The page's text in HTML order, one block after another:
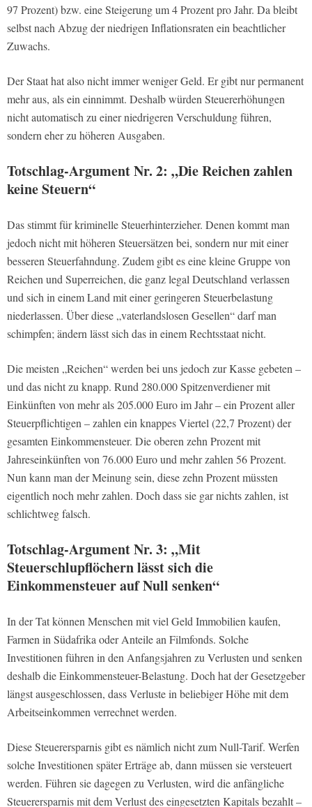
97 Prozent) bzw. eine Steigerung um 4 Prozent pro Jahr. Da bleibt
selbst nach Abzug der niedrigen Inflationsraten ein beachtlicher
Zuwachs.
Der Staat hat also nicht immer weniger Geld. Er gibt nur permanent
mehr aus, als ein einnimmt. Deshalb würden Steuererhöhungen
nicht automatisch zu einer niedrigeren Verschuldung führen,
sondern eher zu höheren Ausgaben.
Totschlag-Argument Nr. 2: „Die Reichen zahlen
keine Steuern“
Das stimmt für kriminelle Steuerhinterzieher. Denen kommt man
jedoch nicht mit höheren Steuersätzen bei, sondern nur mit einer
besseren Steuerfahndung. Zudem gibt es eine kleine Gruppe von
Reichen und Superreichen, die ganz legal Deutschland verlassen
und sich in einem Land mit einer geringeren Steuerbelastung
niederlassen. Über diese „vaterlandslosen Gesellen“ darf man
schimpfen; ändern lässt sich das in einem Rechtsstaat nicht.
Die meisten „Reichen“ werden bei uns jedoch zur Kasse gebeten –
und das nicht zu knapp. Rund 280.000 Spitzenverdiener mit
Einkünften von mehr als 205.000 Euro im Jahr – ein Prozent aller
Steuerpflichtigen – zahlen ein knappes Viertel (22,7 Prozent) der
gesamten Einkommensteuer. Die oberen zehn Prozent mit
Jahreseinkünften von 76.000 Euro und mehr zahlen 56 Prozent.
Nun kann man der Meinung sein, diese zehn Prozent müssten
eigentlich noch mehr zahlen. Doch dass sie gar nichts zahlen, ist
schlichtweg falsch.
Totschlag-Argument Nr. 3: „Mit
Steuerschlupflöchern lässt sich die
Einkommensteuer auf Null senken“
In der Tat können Menschen mit viel Geld Immobilien kaufen,
Farmen in Südafrika oder Anteile an Filmfonds. Solche
Investitionen führen in den Anfangsjahren zu Verlusten und senken
deshalb die Einkommensteuer-Belastung. Doch hat der Gesetzgeber
längst ausgeschlossen, dass Verluste in beliebiger Höhe mit dem
Arbeitseinkommen verrechnet werden.
Diese Steuerersparnis gibt es nämlich nicht zum Null-Tarif. Werfen
solche Investitionen später Erträge ab, dann müssen sie versteuert
werden. Führen sie dagegen zu Verlusten, wird die anfängliche
Steuerersparnis mit dem Verlust des eingesetzten Kapitals bezahlt –